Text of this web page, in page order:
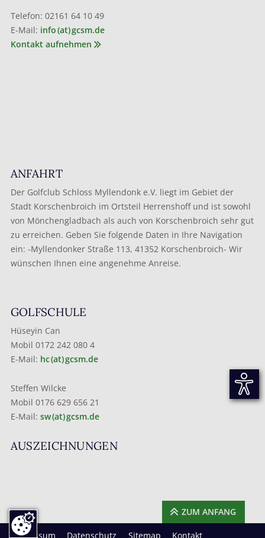
Telefon: 02161 64 10 49
E-Mail: info (at) gcsm.de
Kontakt aufnehmen
ANFAHRT
Der Golfclub Schloss Myllendonk e.V. liegt im Gebiet der
Stadt Korschenbroich im Ortsteil Herrenshoff und ist sowohl
von Mönchengladbach als auch von Korschenbroich sehr gut
zu erreichen. Geben Sie folgende Daten in Ihre Navigation
ein: -Myllendonker Straße 113, 41352 Korschenbroich- Wir
wünschen Ihnen eine angenehme Anreise.
GOLFSCHULE
Hüseyin Can
Mobil 0172 242 080 4
E-Mail: hc (at) gcsm.de
Steffen Wilcke
Mobil 0176 629 656 21
E-Mail: sw (at) gcsm.de
AUSZEICHNUNGEN
ZUM ANFANG
Impressum Datenschutz Sitemap Kontakt